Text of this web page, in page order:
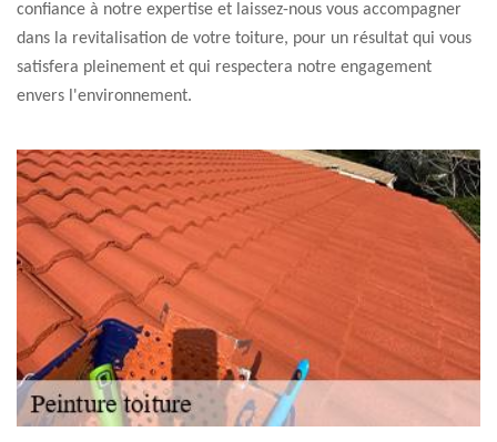
confiance à notre expertise et laissez-nous vous accompagner
dans la revitalisation de votre toiture, pour un résultat qui vous
satisfera pleinement et qui respectera notre engagement
envers l'environnement.